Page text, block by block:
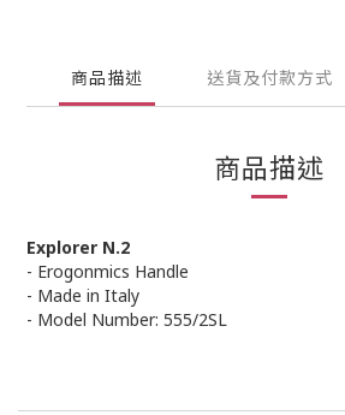
商品描述 送貨及付款方式
商品描述
Explorer N.2
- Erogonmics Handle
- Made in Italy
- Model Number: 555/2SL